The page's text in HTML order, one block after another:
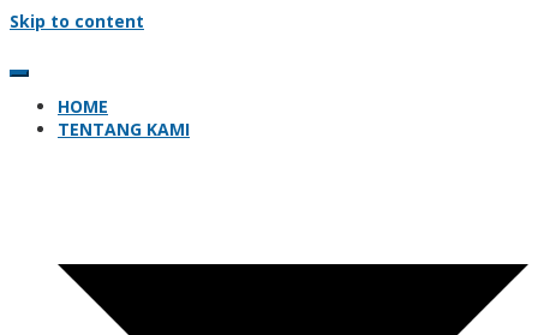
Skip to content
HOME
TENTANG KAMI